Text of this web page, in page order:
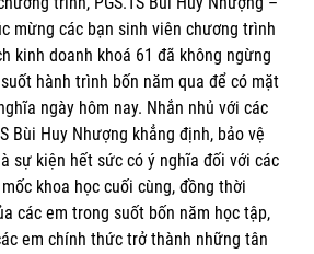
mừng các bạn sinh viên chương trình
kinh doanh khoá 61 đã không ngừng
hành trình bốn năm qua để có mặt
ngày hôm nay. Nhắn nhủ với các
Bùi Huy Nhượng khẳng định, bảo vệ
sự kiện hết sức có ý nghĩa đối với các
khoa học cuối cùng, đồng thời
các em trong suốt bốn năm học tập,
em chính thức trở thành những tân